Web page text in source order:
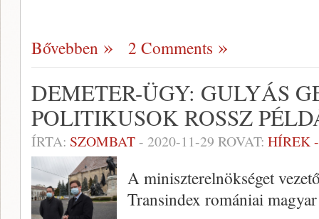
Bővebben 2 Comments
DEMETER-ÜGY: GULYÁS
POLITIKUSOK ROSSZ
ÍRTA: SZOMBAT- 2020-11-29 ROVAT: HÍREK
A miniszterelnökséget
Transindex romániai